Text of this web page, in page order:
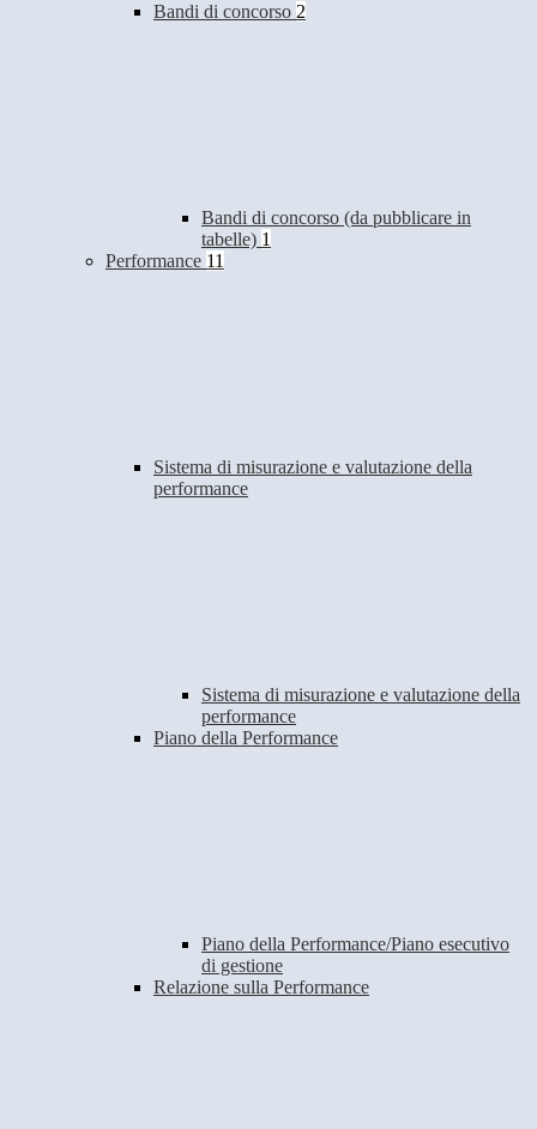
Bandi di concorso 2
Bandi di concorso (da pubblicare in
tabelle) 1
Performance 11
Sistema di misurazione e valutazione della
performance
Sistema di misurazione e valutazione della
performance
Piano della Performance
Piano della Performance/Piano esecutivo
di gestione
Relazione sulla Performance